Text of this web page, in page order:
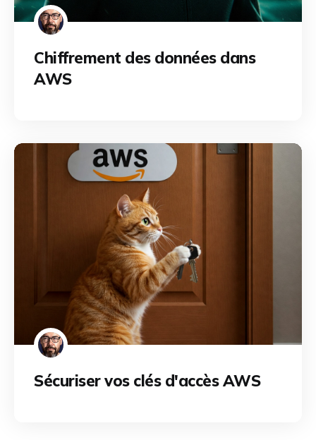
Chiffrement des données dans
AWS
Sécuriser vos clés d'accès AWS